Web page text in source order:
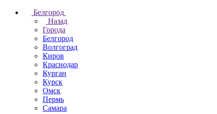
Белгород
Назад
Города
Белгород
Волгоград
Киров
Краснодар
Курган
Курск
Омск
Пермь
Самара